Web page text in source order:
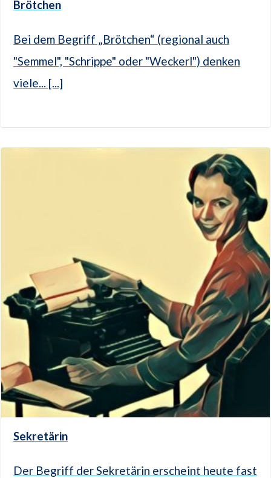
Brötchen
Bei dem Begriff „Brötchen“ (regional auch
"Semmel", "Schrippe" oder "Weckerl") denken
viele... [...]
Sekretärin
Der Begriff der Sekretärin erscheint heute fast